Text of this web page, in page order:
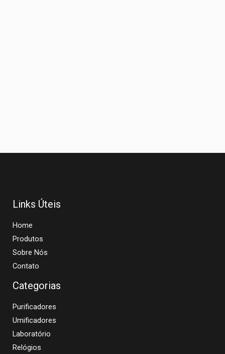
Links Úteis
Home
Produtos
Sobre Nós
Contato
Categorias
Purificadores
Umificadores
Laboratório
Relógios